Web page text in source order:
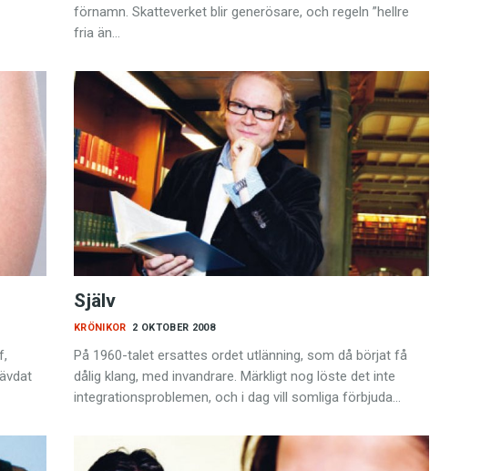
förnamn. Skatteverket blir generösare, och regeln ”hellre
fria än…
Själv
2 OKTOBER 2008
KRÖNIKOR
På 1960-talet ersattes ordet utlänning, som då börjat få
dålig klang, med invandrare. Märkligt nog löste det inte
integrationsproblemen, och i dag vill somliga förbjuda…